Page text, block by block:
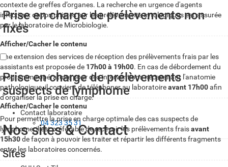
contexte de greffes d’organes. La recherche en urgence d'agents
infectieux opportunistes sur les prélèvements cytologiques est assurée
par le laboratoire de Microbiologie.
Prise en charge de prélèvements non
fixés
Afficher/Cacher le contenu
Une extension des services de réception des prélèvements frais par les
assistants est proposée de 17h00 à 19h00. En cas de débordement du
programme opératoire pour des interventions nécessitant l'anatomie
pathologique, il convient de téléphoner au laboratoireavant 17h00afin
d'organiser la prise en charge.
Contact laboratoire
04 323 35 31
Prise en charge de prélèvements
suspects de lymphome
Afficher/Cacher le contenu
Pour permettre la prise en charge optimale des cas suspects de
lymphome, il est préférable de recevoir les prélèvements fraisavant
15h30de façon à pouvoir les traiter et répartir les différents fragments
entre les laboratoires concernés.
Nos sites & Contact
Sites